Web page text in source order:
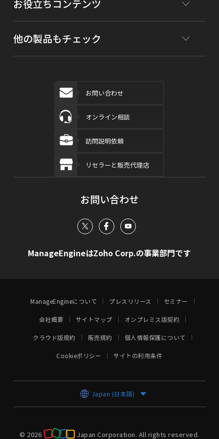
お役立ちコンテンツ
他の製品もチェック
お問い合わせ
オンライン相談
訪問説明依頼
リセラーと販売代理店
お問い合わせ
ManageEngineはZoho Corp.の事業部門です
ManageEngineについて プレスリリース セミナー
会社概要 サイトマップ オンプレミス版契約
クラウド版規約 販売規約 個人情報保護について
Cookieポリシー サイトの利用条件
Japan (日本語)
© 2026 Japan Corporation. All rights reserved.